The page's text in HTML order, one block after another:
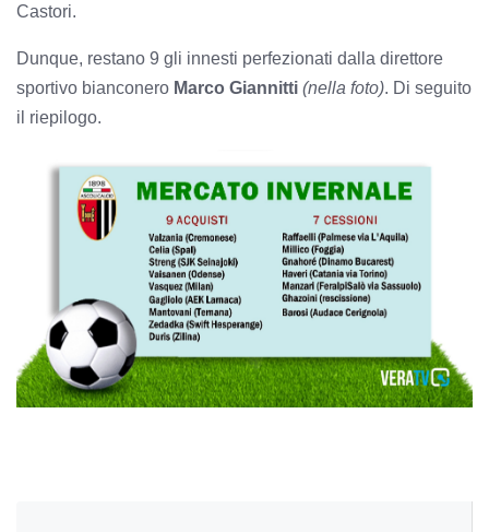
Castori.
Dunque, restano 9 gli innesti perfezionati dalla direttore
sportivo bianconero Marco Giannitti (nella foto). Di seguito
il riepilogo.